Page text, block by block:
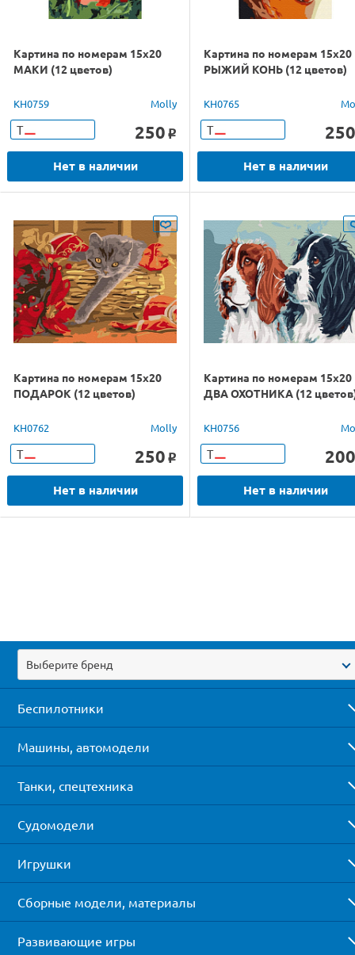
Картина по номерам 15х20
МАКИ (12 цветов)
KH0759 Molly
Т 250 o
Нет в наличии
Картина по номерам 15х20
РЫЖИЙ КОНЬ (12 цветов)
KH0765
Т 250
Нет в наличии
Картина по номерам 15х20
ПОДАРОК (12 цветов)
KH0762 Molly
Т 250 o
Нет в наличии
Картина по номерам 15х20
ДВА ОХОТНИКА (12
KH0756
Т 200
Нет в наличии
Выберите бренд
Беспилотники
Машины, автомодели
Танки, спецтехника
Судомодели
Игрушки
Сборные модели, материалы
Развивающие игры